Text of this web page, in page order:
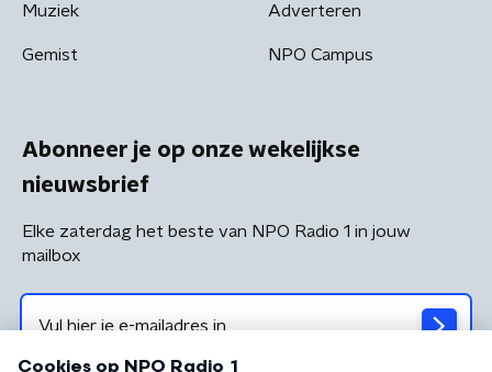
Muziek
Gemist
Adverteren
NPO Campus
Abonneer je op onze wekelijkse
nieuwsbrief
Elke zaterdag het beste van NPO Radio 1 in jouw
mailbox